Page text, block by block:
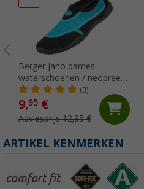
Berger Jano dames
waterschoenen / neopreen
schoenen
(3)
9,95 €
Adviesprijs 12,95 €
ARTIKEL KENMERKEN